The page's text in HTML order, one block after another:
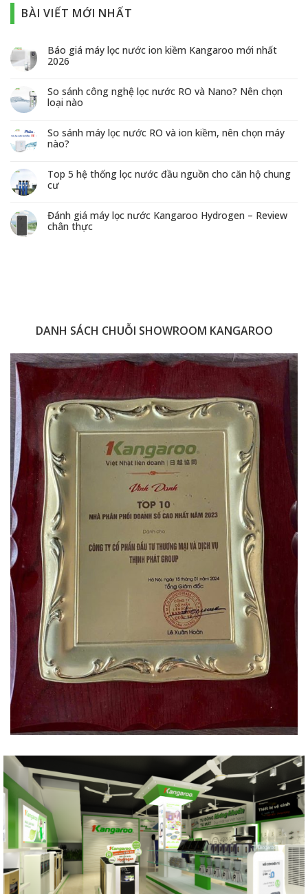
BÀI VIẾT MỚI NHẤT
Báo giá máy lọc nước ion kiềm Kangaroo mới nhất
2026
So sánh công nghệ lọc nước RO và Nano? Nên chọn
loại nào
So sánh máy lọc nước RO và ion kiềm, nên chọn máy
nào?
Top 5 hệ thống lọc nước đầu nguồn cho căn hộ chung
cư
Đánh giá máy lọc nước Kangaroo Hydrogen – Review
chân thực
DANH SÁCH CHUỖI SHOWROOM KANGAROO